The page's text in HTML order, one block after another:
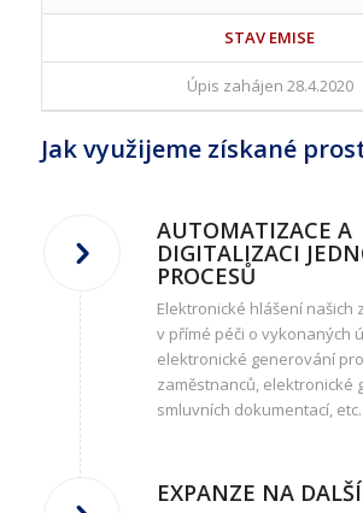
STAV EMISE
Úpis zahájen 28.4.2020
Jak využijeme získané
AUTOMATIZACE A
DIGITALIZACI
PROCESŮ
Elektronické hlášení našich
v přímé péči o vykonaných
elektronické generování
zaměstnanců, elektronické
smluvních dokumentací, etc.
EXPANZE NA